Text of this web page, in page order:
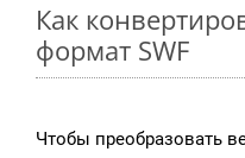
Как
формат SWF
Чтобы преобразовать